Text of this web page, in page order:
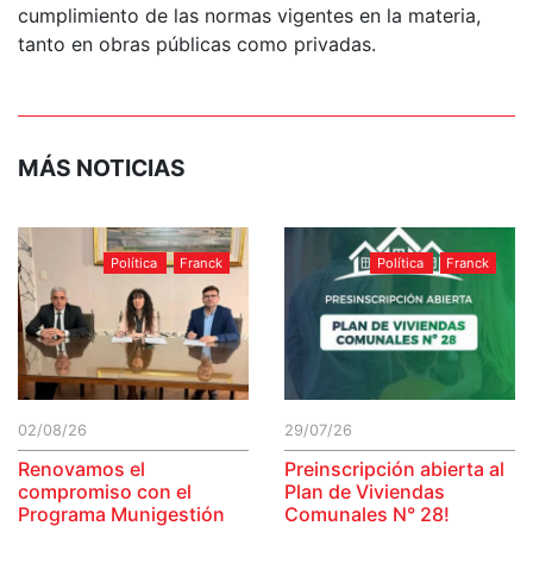
cumplimiento de las normas vigentes en la materia,
tanto en obras públicas como privadas.
MÁS NOTICIAS
Política Franck
02/08/26
Renovamos el
compromiso con el
Programa Munigestión
Política Franck
29/07/26
Preinscripción abierta al
Plan de Viviendas
Comunales N° 28!